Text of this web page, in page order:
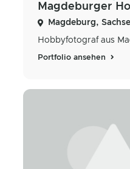
Magdeburger
Magdeburg,
Hobbyfotograf aus
Portfolio ansehen